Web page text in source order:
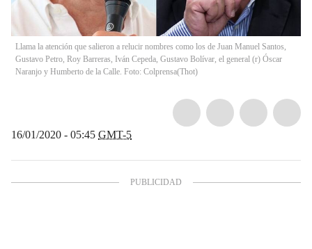
Llama la atención que salieron a relucir nombres como los de Juan Manuel Santos,
Gustavo Petro, Roy Barreras, Iván Cepeda, Gustavo Bolívar, el general (r) Óscar
Naranjo y Humberto de la Calle. Foto: Colprensa(Thot)
16/01/2020 - 05:45 GMT-5